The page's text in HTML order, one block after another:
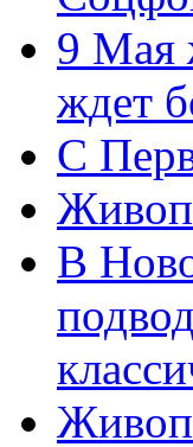
9 Мая
ждет
C
В